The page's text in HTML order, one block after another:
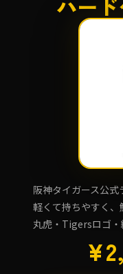
ハー
阪神タイガース公式
軽くて持ちやすく、
丸虎・Tigersロゴ・